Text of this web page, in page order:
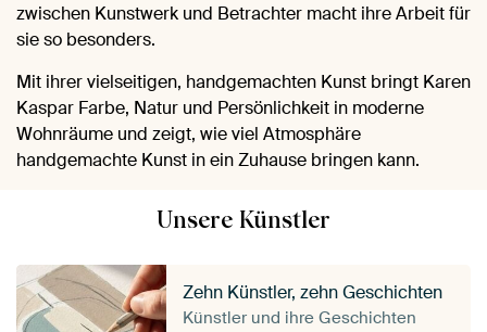
zwischen Kunstwerk und Betrachter macht ihre Arbeit für
sie so besonders.
Mit ihrer vielseitigen, handgemachten Kunst bringt Karen
Kaspar Farbe, Natur und Persönlichkeit in moderne
Wohnräume und zeigt, wie viel Atmosphäre
handgemachte Kunst in ein Zuhause bringen kann.
Unsere Künstler
Zehn Künstler, zehn Geschichten
Künstler und ihre Geschichten